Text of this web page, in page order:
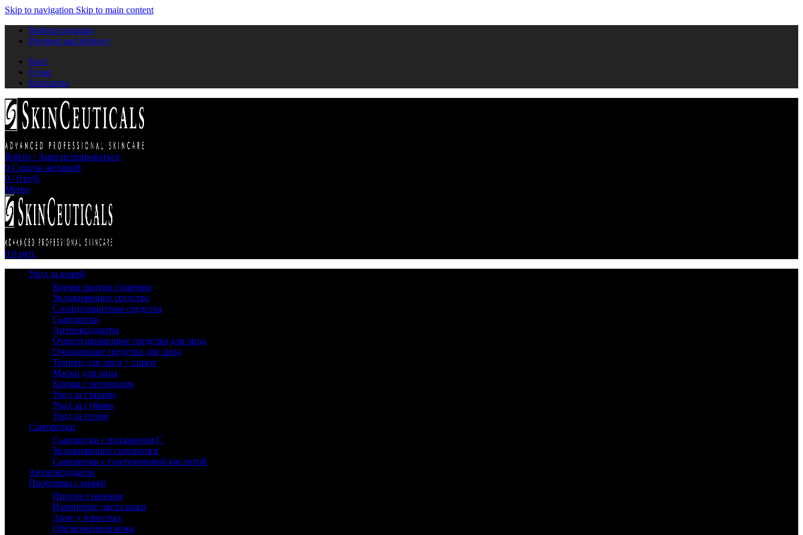
Skip to navigation Skip to main content
Referral program
Payment and delivery
Блог
О нас
Контакты
Войти / Зарегистрироваться
0 Список желаний
0 / 0 руб.
Меню
0 0 руб.
Уход за кожей
Кремы против старения
Увлажняющие средства
Солнцезащитные средства
Сыворотки
Антиоксиданты
Отшелушивающие средства для лица
Очищающие средства для лица
Тоники для лица + спреи
Маски для лица
Кремы с ретинолом
Уход за глазами
Уход за губами
Уход за телом
Сыворотки
Сыворотки с витамином С
Увлажняющие сыворотки
Сыворотки с гиалуроновой кислотой
Антиоксиданты
Проблемы с кожей
Против старения
Изменение цвета кожи
Акне у взрослых
Обезвоженная кожа